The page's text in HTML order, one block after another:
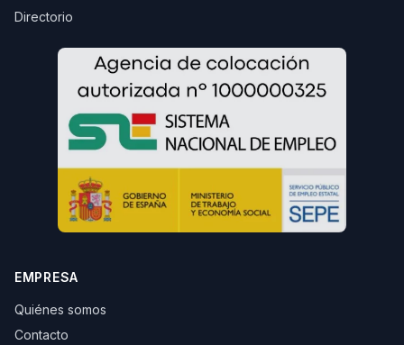
Directorio
EMPRESA
Quiénes somos
Contacto